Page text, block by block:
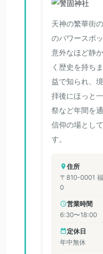
天神の繁華街
のパワースポ
意外なほど静
く歴史を持ち
益で知られ、
拝後にほっと
祭など年間を
信仰の場とし
す。
住所
〒810-0001
0
営業時間
6:30〜18:00
定休日
年中無休